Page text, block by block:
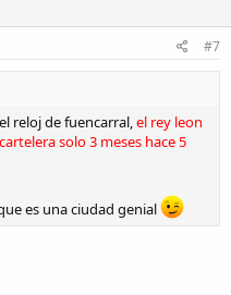
#7
reloj de fuencarral,el rey leon
solo 3 meses hace 5
es una ciudad genial